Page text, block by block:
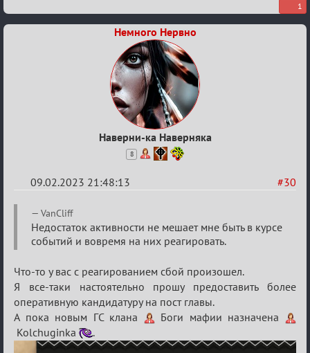
1
Немного Нервно
Наверни-ка Наверняка
8
#30
09.02.2023 21:48:13
Re:
Боги
мафии
VanCliff
Недостаток активности не мешает мне быть в курсе
событий и вовремя на них реагировать.
Что-то у вас с реагированием сбой произошел.
Я все-таки настоятельно прошу предоставить более
оперативную кандидатуру на пост главы.
А пока новым ГС клана
Боги мафии назначена
Kolchuginka
.